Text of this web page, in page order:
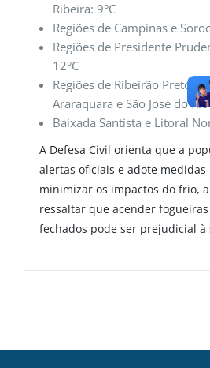
Ribeira: 9°C
Regiões de Campinas e
Regiões de Presidente
12°C
Regiões de Ribeirão Preto,
Araraquara e São José do
Baixada Santista e Litoral
A Defesa Civil orienta que a
alertas oficiais e adote
minimizar os impactos do frio,
ressaltar que acender
fechados pode ser prejudicial à